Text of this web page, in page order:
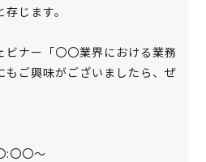
じます。
ビナー「〇〇業界における業務
もご興味がございましたら、ぜ
:〇〇〜